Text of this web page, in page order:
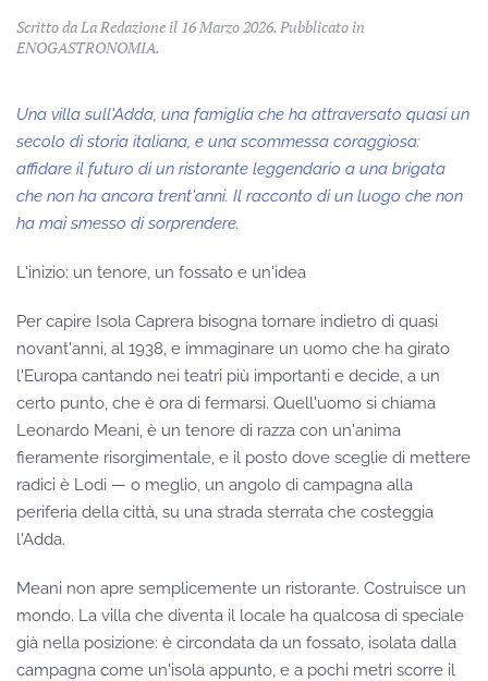
Scritto da La Redazione il 16 Marzo 2026. Pubblicato in
ENOGASTRONOMIA.
Una villa sull'Adda, una famiglia che ha attraversato quasi un
secolo di storia italiana, e una scommessa coraggiosa:
affidare il futuro di un ristorante leggendario a una brigata
che non ha ancora trent'anni. Il racconto di un luogo che non
ha mai smesso di sorprendere.
L'inizio: un tenore, un fossato e un'idea
Per capire Isola Caprera bisogna tornare indietro di quasi
novant'anni, al 1938, e immaginare un uomo che ha girato
l'Europa cantando nei teatri più importanti e decide, a un
certo punto, che è ora di fermarsi. Quell'uomo si chiama
Leonardo Meani, è un tenore di razza con un'anima
fieramente risorgimentale, e il posto dove sceglie di mettere
radici è Lodi — o meglio, un angolo di campagna alla
periferia della città, su una strada sterrata che costeggia
l'Adda.
Meani non apre semplicemente un ristorante. Costruisce un
mondo. La villa che diventa il locale ha qualcosa di speciale
già nella posizione: è circondata da un fossato, isolata dalla
campagna come un'isola appunto, e a pochi metri scorre il